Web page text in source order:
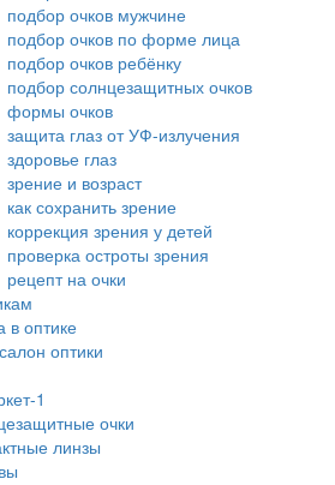
подбор очков мужчине
подбор очков по форме лица
подбор очков ребёнку
подбор солнцезащитных очков
формы очков
защита глаз от УФ-излучения
здоровье глаз
зрение и возраст
как сохранить зрение
коррекция зрения у детей
проверка остроты зрения
рецепт на очки
в оптике
оптики
1
очки
линзы